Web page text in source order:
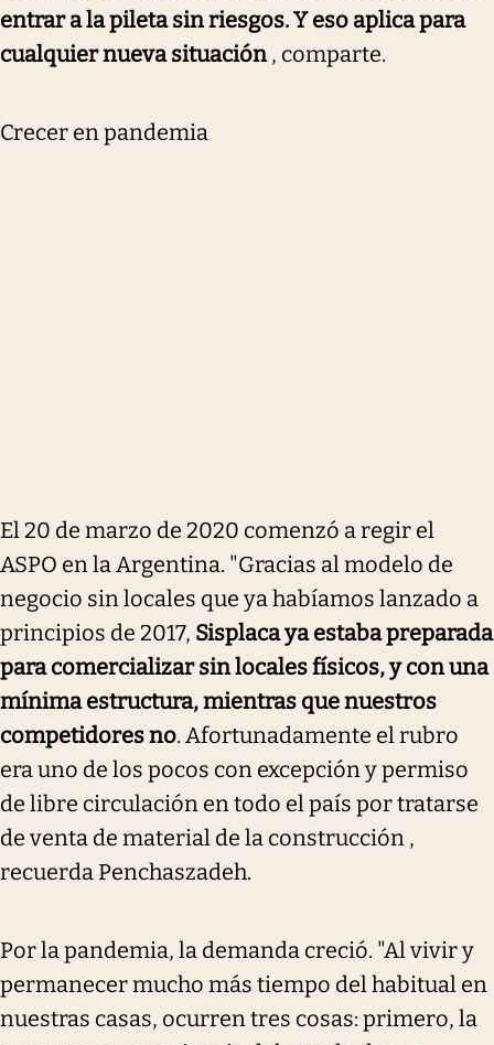
entrar a la pileta sin riesgos. Y eso aplica para
cualquier nueva situación, comparte.
Crecer en pandemia
El 20 de marzo de 2020 comenzó a regir el
ASPO en la Argentina. "Gracias al modelo de
negocio sin locales que ya habíamos lanzado a
principios de 2017, Sisplaca ya estaba preparada
para comercializar sin locales físicos, y con una
mínima estructura, mientras que nuestros
competidores no. Afortunadamente el rubro
era uno de los pocos con excepción y permiso
de libre circulación en todo el país por tratarse
de venta de material de la construcción ,
recuerda Penchaszadeh.
Por la pandemia, la demanda creció. "Al vivir y
permanecer mucho más tiempo del habitual en
nuestras casas, ocurren tres cosas: primero, la